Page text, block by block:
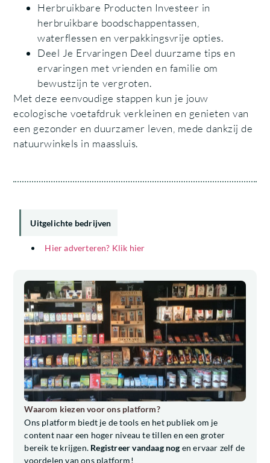
Herbruikbare Producten Investeer in
herbruikbare boodschappentassen,
waterflessen en verpakkingsvrije opties.
Deel Je Ervaringen Deel duurzame tips en
ervaringen met vrienden en familie om
bewustzijn te vergroten.
Met deze eenvoudige stappen kun je jouw
ecologische voetafdruk verkleinen en genieten van
een gezonder en duurzamer leven, mede dankzij de
natuurwinkels in maassluis.
Uitgelichte bedrijven
Hier adverteren? Klik hier
Waarom kiezen voor ons platform?
Ons platform biedt je de tools en het publiek om je
content naar een hoger niveau te tillen en een groter
bereik te krijgen. Registreer vandaag nog en ervaar zelf de
voordelen van ons platform!